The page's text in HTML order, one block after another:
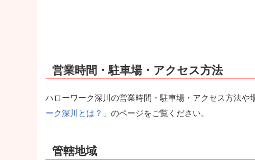
営業時間・駐車場・アクセス方法
ハローワーク深川の営業時間・駐車場・アクセス方法や
ーク深川とは？ 」のページをご覧ください。
管轄地域